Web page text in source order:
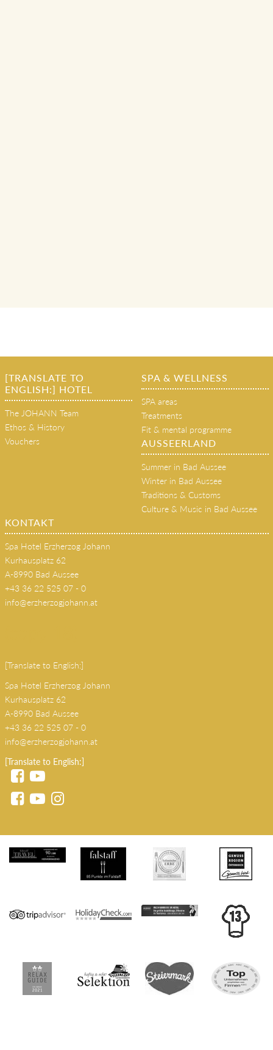
[TRANSLATE TO
ENGLISH:] HOTEL
The JOHANN Team
Ethos & History
Vouchers
SPA & WELLNESS
SPA areas
Treatments
Fit & mental programme
AUSSEERLAND
Summer in Bad Aussee
Winter in Bad Aussee
Traditions & Customs
Culture & Music in Bad Aussee
KONTAKT
Spa Hotel Erzherzog Johann
Kurhausplatz 62
A-8990 Bad Aussee
+43 36 22 525 07 - 0
info@erzherzogjohann.at
[Translate to English:]
Spa Hotel Erzherzog Johann
Kurhausplatz 62
A-8990 Bad Aussee
+43 36 22 525 07 - 0
info@erzherzogjohann.at
[Translate to English:]